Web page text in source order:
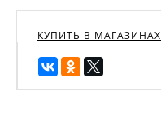
КУПИТЬ В МАГАЗИНАХ